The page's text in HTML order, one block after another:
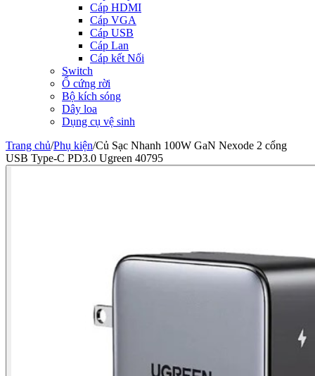
Cáp HDMI
Cáp VGA
Cáp USB
Cáp Lan
Cáp kết Nối
Switch
Ổ cứng rời
Bộ kích sóng
Dây loa
Dụng cụ vệ sinh
Trang chủ/Phụ kiện/Củ Sạc Nhanh 100W GaN Nexode 2 cổng
USB Type-C PD3.0 Ugreen 40795